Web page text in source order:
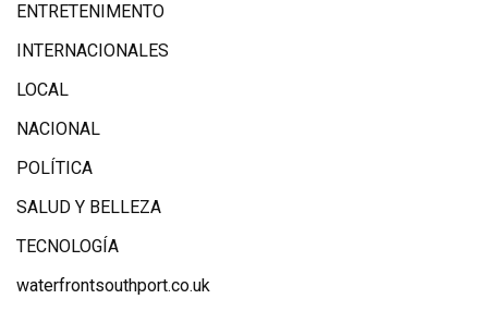
ENTRETENIMENTO
INTERNACIONALES
LOCAL
NACIONAL
POLÍTICA
SALUD Y BELLEZA
TECNOLOGÍA
waterfrontsouthport.co.uk